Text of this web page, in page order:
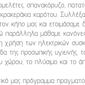
σπανακόρυζο,
κρακεράκια καρότου.
κήπο μας και ετοιμάσαμε
παράλληλα μάθαμε
χρήση των ηλεκτρικών
της προσωπικής υγιεινής,
χώρου, το πλύσιμο και το
μας πρόγραμμα